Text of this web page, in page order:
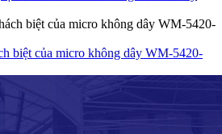
biệt của micro không dây WM-5420-